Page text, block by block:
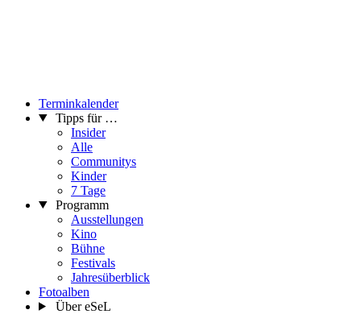
Terminkalender
Tipps für …
Insider
Alle
Communitys
Kinder
7 Tage
Programm
Ausstellungen
Kino
Bühne
Festivals
Jahresüberblick
Fotoalben
Über eSeL